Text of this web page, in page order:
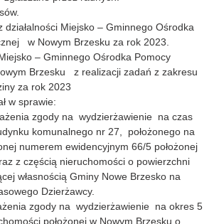
działalności Miejsko – Gminnego Ośrodka
w Nowym Brzesku za rok 2023.
– Gminnego Ośrodka Pomocy
Brzesku z realizacji zadań z zakresu
za rok 2023
w sprawie:
zgody na wydzierżawienie na czas
komunalnego nr 27, położonego na
numerem ewidencyjnym 66/5 położonej
z częścią nieruchomości o powierzchni
własnością Gminy Nowe Brzesko na
Dzierżawcy.
zgody na wydzierżawienie na okres 5
położonej w Nowym Brzesku o